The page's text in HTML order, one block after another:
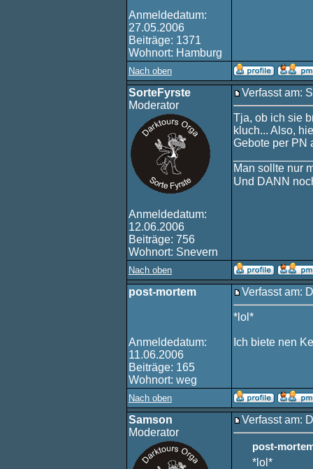
Anmeldedatum:
27.05.2006
Beiträge: 1371
Wohnort: Hamburg
Nach oben
SorteFyrste
Moderator
Anmeldedatum:
12.06.2006
Beiträge: 756
Wohnort: Snevern
Verfasst am:
Tja, ob ich sie
kluch... Also,
Gebote per PN
Man sollte nur
Und DANN
Nach oben
post-mortem
Anmeldedatum:
11.06.2006
Beiträge: 165
Wohnort: weg
Verfasst am:
*lol*
Ich biete nen
Nach oben
Samson
Moderator
Verfasst am:
post-
*lol*